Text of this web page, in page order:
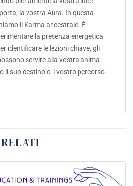
la vostra Aura. In questa
il Karma ancestrale. È
la presenza energetica
identificare le lezioni chiave, gli
servire alla vostra anima
il suo destino o il vostro percorso